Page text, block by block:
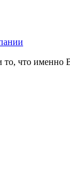
что именно